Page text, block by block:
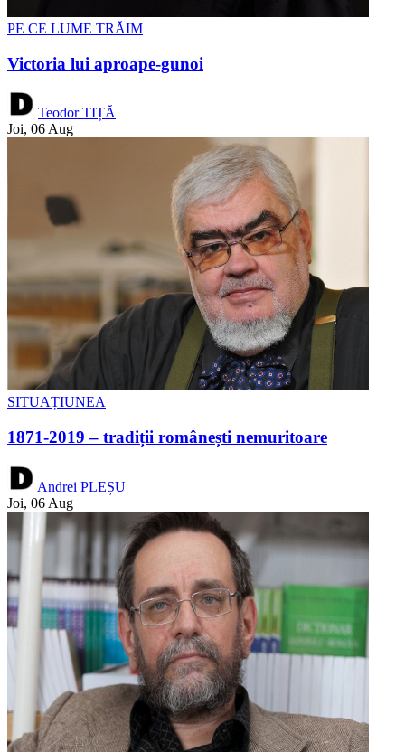
PE CE LUME TRĂIM
Victoria lui aproape-gunoi
Teodor TIȚĂ
Joi, 06 Aug
SITUAȚIUNEA
1871-2019 – tradiții românești nemuritoare
Andrei PLEȘU
Joi, 06 Aug